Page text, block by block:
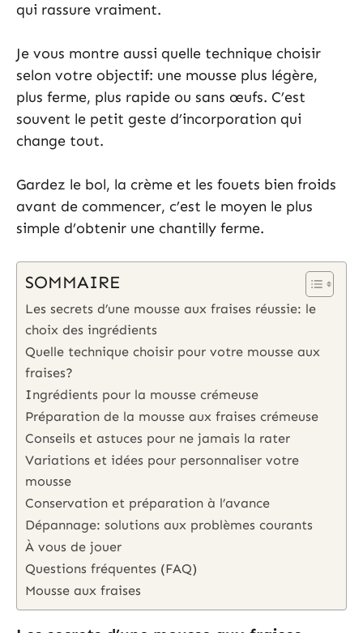
qui rassure vraiment.
Je vous montre aussi quelle technique choisir
selon votre objectif: une mousse plus légère,
plus ferme, plus rapide ou sans œufs. C’est
souvent le petit geste d’incorporation qui
change tout.
Gardez le bol, la crème et les fouets bien froids
avant de commencer, c’est le moyen le plus
simple d’obtenir une chantilly ferme.
SOMMAIRE
Les secrets d’une mousse aux fraises réussie: le
choix des ingrédients
Quelle technique choisir pour votre mousse aux
fraises?
Ingrédients pour la mousse crémeuse
Préparation de la mousse aux fraises crémeuse
Conseils et astuces pour ne jamais la rater
Variations et idées pour personnaliser votre
mousse
Conservation et préparation à l’avance
Dépannage: solutions aux problèmes courants
À vous de jouer
Questions fréquentes (FAQ)
Mousse aux fraises